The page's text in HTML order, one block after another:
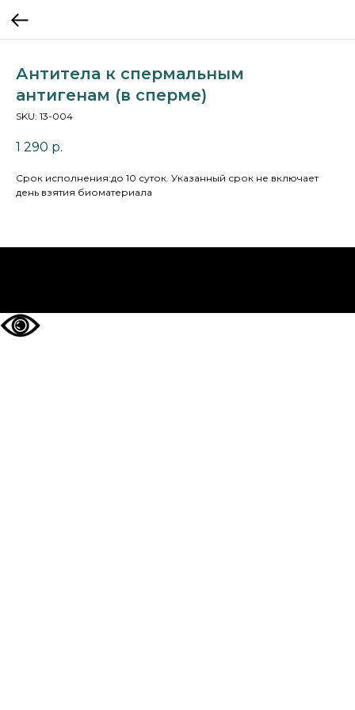
Антитела к спермальным
антигенам (в сперме)
SKU: 13-004
1 290 р.
Cрок исполнения:до 10 суток. Указанный срок не включает
день взятия биоматериала